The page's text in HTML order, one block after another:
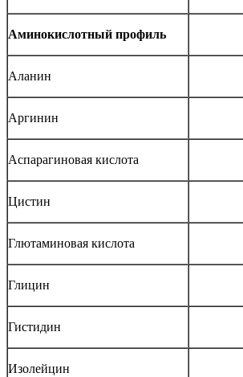
Аминокислотный профиль
Аланин
Аргинин
Аспарагиновая кислота
Цистин
Глютаминовая кислота
Глицин
Гистидин
Изолейцин